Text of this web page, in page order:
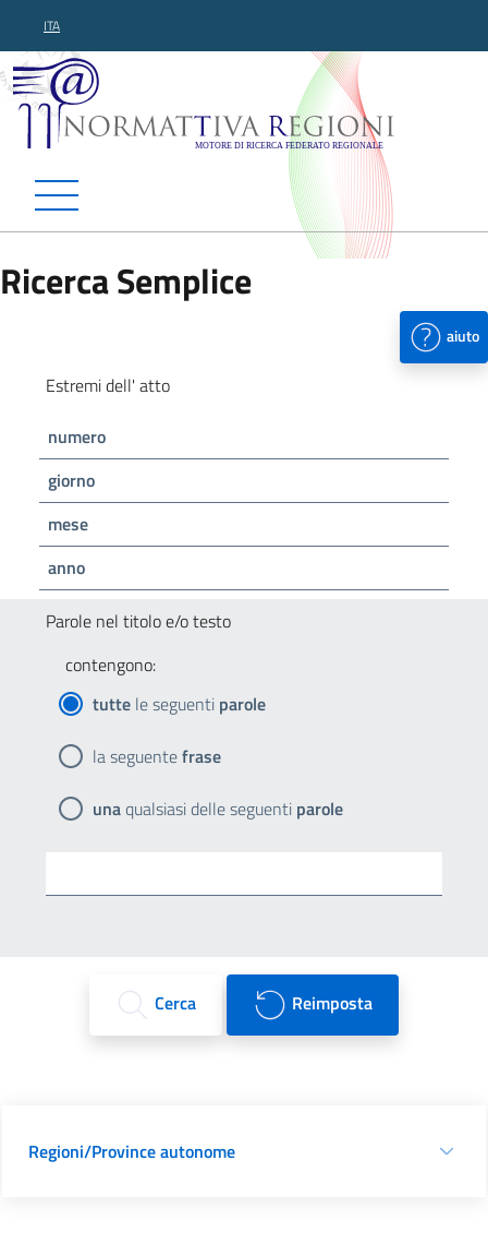
ITA
Normattiva Regioni -
Ricerca Semplice
aiuto
Estremi dell' atto
numero
giorno
mese
anno
Parole nel titolo e/o testo
contengono:
tutte le seguenti parole
la seguentefrase
unaqualsiasi delle seguenti parole
Cerca Reimposta
Regioni/Province autonome